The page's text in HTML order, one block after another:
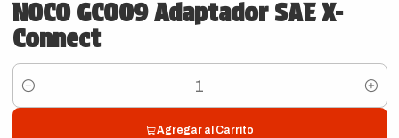
NOCO GC009 Adaptador SAE X-
Connect
Cantidad
Agregar al Carrito